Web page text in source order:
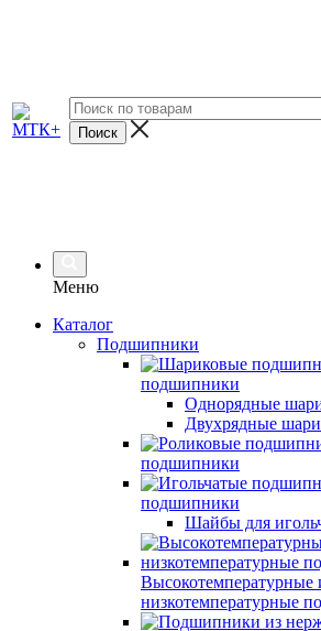
Меню
Каталог
Подшипники
подшипники
Однорядные
Двухрядные
подшипники
подшипники
Шайбы для
Высокотемпературные
низкотемпературные